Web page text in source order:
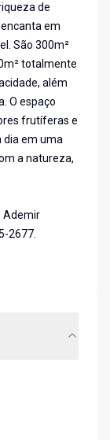
de
em
São 300m²
totalmente
além
O espaço
frutíferas e
dia em uma
a natureza,
Ademir
2677.